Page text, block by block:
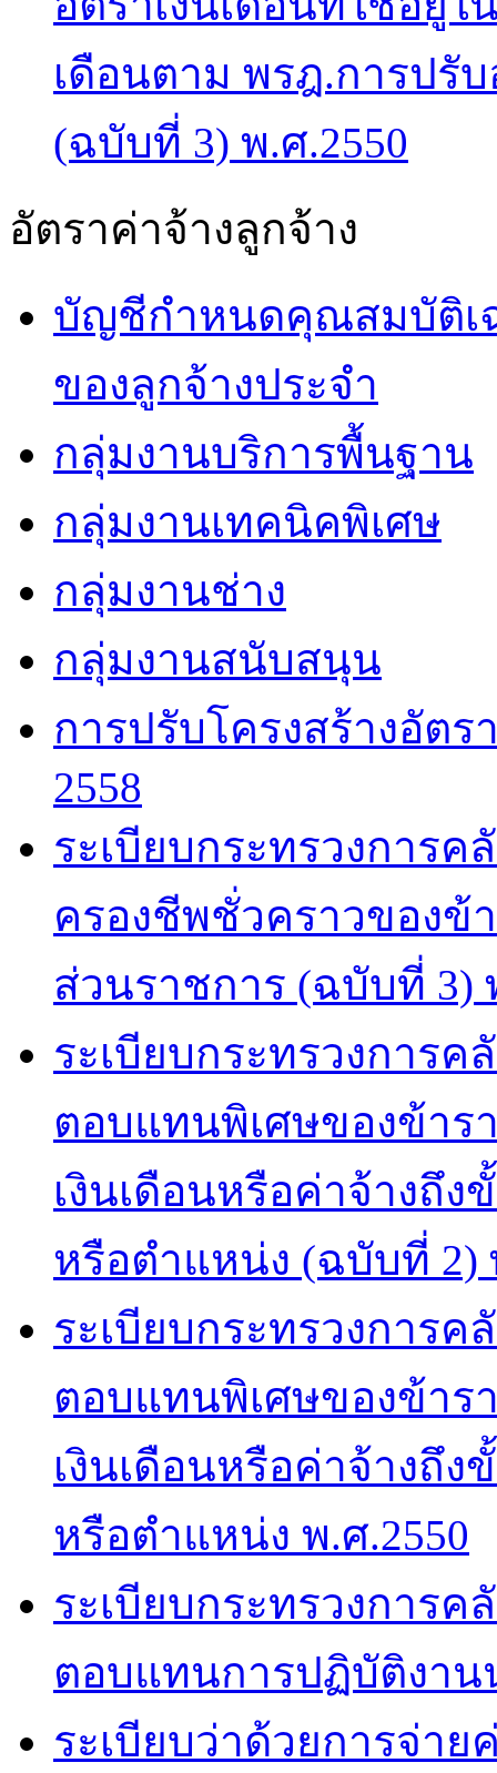
เดือนตาม พรฎ.การปรั
(ฉบับที่ 3) พ.ศ.2550
อัตราค่าจ้างลูกจ้าง
บัญชีกำหนดคุณสมบัติเ
ของลูกจ้างประจำ
กลุ่มงานบริการพื้นฐาน
กลุ่มงานเทคนิคพิเศษ
กลุ่มงานช่าง
กลุ่มงานสนับสนุน
การปรับโครงสร้างอัต
2558
ระเบียบกระทรวงการค
ครองชีพชั่วคราวของข้
ส่วนราชการ (ฉบับที่ 3)
ระเบียบกระทรวงการค
ตอบแทนพิเศษของข้าร
เงินเดือนหรือค่าจ้างถึ
หรือตำแหน่ง (ฉบับที่ 2)
ระเบียบกระทรวงการค
ตอบแทนพิเศษของข้าร
เงินเดือนหรือค่าจ้างถึ
หรือตำแหน่ง พ.ศ.2550
ระเบียบกระทรวงการค
ตอบแทนการปฏิบัติงาน
ระเบียบว่าด้วยการจ่า